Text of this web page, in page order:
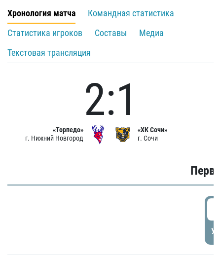
Хронология матча
Командная статистика
Статистика игроков
Составы
Медиа
Текстовая трансляция
«Торпедо»
г. Нижний Новгород
2:1
«ХК Сочи»
г. Сочи